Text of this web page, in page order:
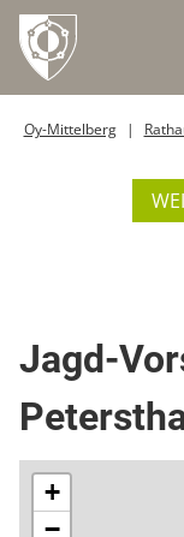
Oy-Mittelberg
Jagd-